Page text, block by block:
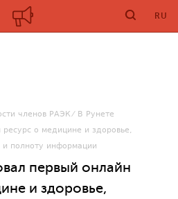
RU
членов РАЭК
В Рунете
ресурс о медицине и здоровье,
и полноту информации
первый онлайн
и здоровье,